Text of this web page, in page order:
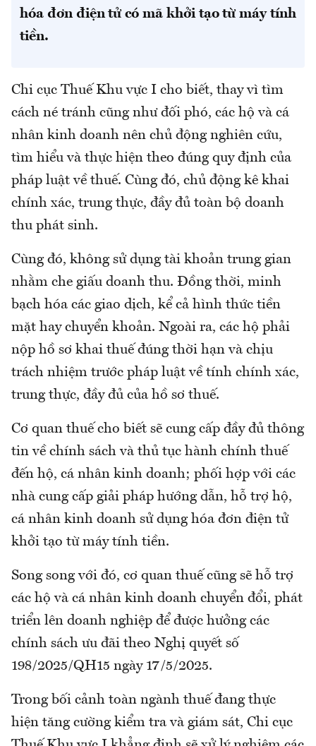
hóa đơn điện tử có mã khởi tạo từ máy tính
tiền.
Chi cục Thuế Khu vực I cho biết, thay vì tìm
cách né tránh cũng như đối phó, các hộ và cá
nhân kinh doanh nên chủ động nghiên cứu,
tìm hiểu và thực hiện theo đúng quy định của
pháp luật về thuế. Cùng đó, chủ động kê khai
chính xác, trung thực, đầy đủ toàn bộ doanh
thu phát sinh.
Cùng đó, không sử dụng tài khoản trung gian
nhằm che giấu doanh thu. Đồng thời, minh
bạch hóa các giao dịch, kể cả hình thức tiền
mặt hay chuyển khoản. Ngoài ra, các hộ phải
nộp hồ sơ khai thuế đúng thời hạn và chịu
trách nhiệm trước pháp luật về tính chính xác,
trung thực, đầy đủ của hồ sơ thuế.
Cơ quan thuế cho biết sẽ cung cấp đầy đủ thông
tin về chính sách và thủ tục hành chính thuế
đến hộ, cá nhân kinh doanh; phối hợp với các
nhà cung cấp giải pháp hướng dẫn, hỗ trợ hộ,
cá nhân kinh doanh sử dụng hóa đơn điện tử
khởi tạo từ máy tính tiền.
Song song với đó, cơ quan thuế cũng sẽ hỗ trợ
các hộ và cá nhân kinh doanh chuyển đổi, phát
triển lên doanh nghiệp để được hưởng các
chính sách ưu đãi theo Nghị quyết số
198/2025/QH15 ngày 17/5/2025.
Trong bối cảnh toàn ngành thuế đang thực
hiện tăng cường kiểm tra và giám sát, Chi cục